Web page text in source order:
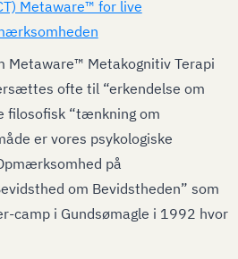
Metaware™ for live
Metaware™ Metakognitiv Terapi
ofte til “erkendelse om
filosofisk “tænkning om
er vores psykologiske
på
om Bevidstheden” som
camp i Gundsømagle i 1992 hvor